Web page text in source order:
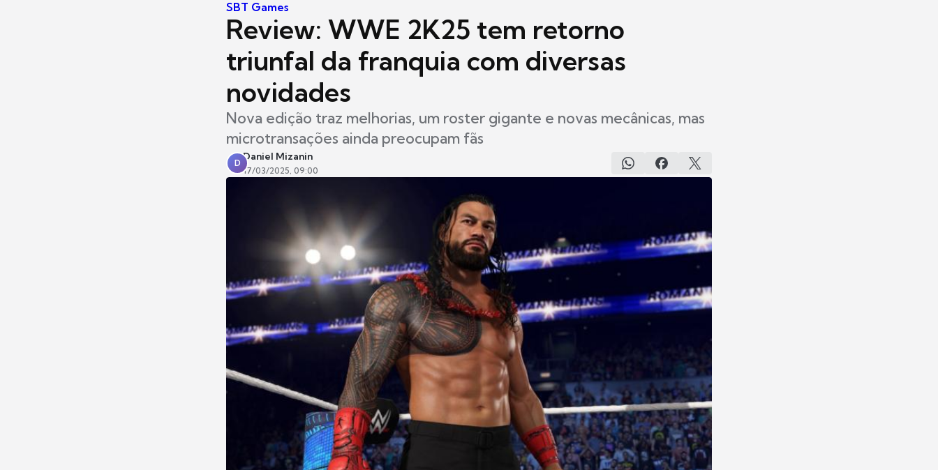
SBT Games
Review: WWE 2K25 tem retorno
triunfal da franquia com diversas
novidades
Nova edição traz melhorias, um roster gigante e novas mecânicas, mas
microtransações ainda preocupam fãs
D
Daniel Mizanin
17/03/2025, 09:00